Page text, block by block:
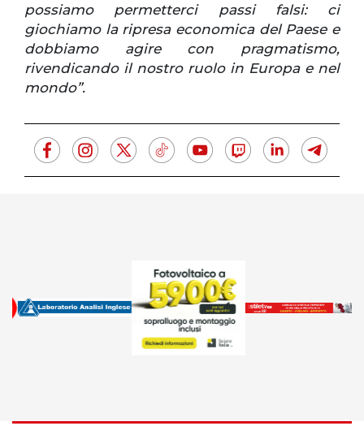
possiamo permetterci passi falsi: ci
giochiamo la ripresa economica del Paese e
dobbiamo agire con pragmatismo,
rivendicando il nostro ruolo in Europa e nel
mondo”.